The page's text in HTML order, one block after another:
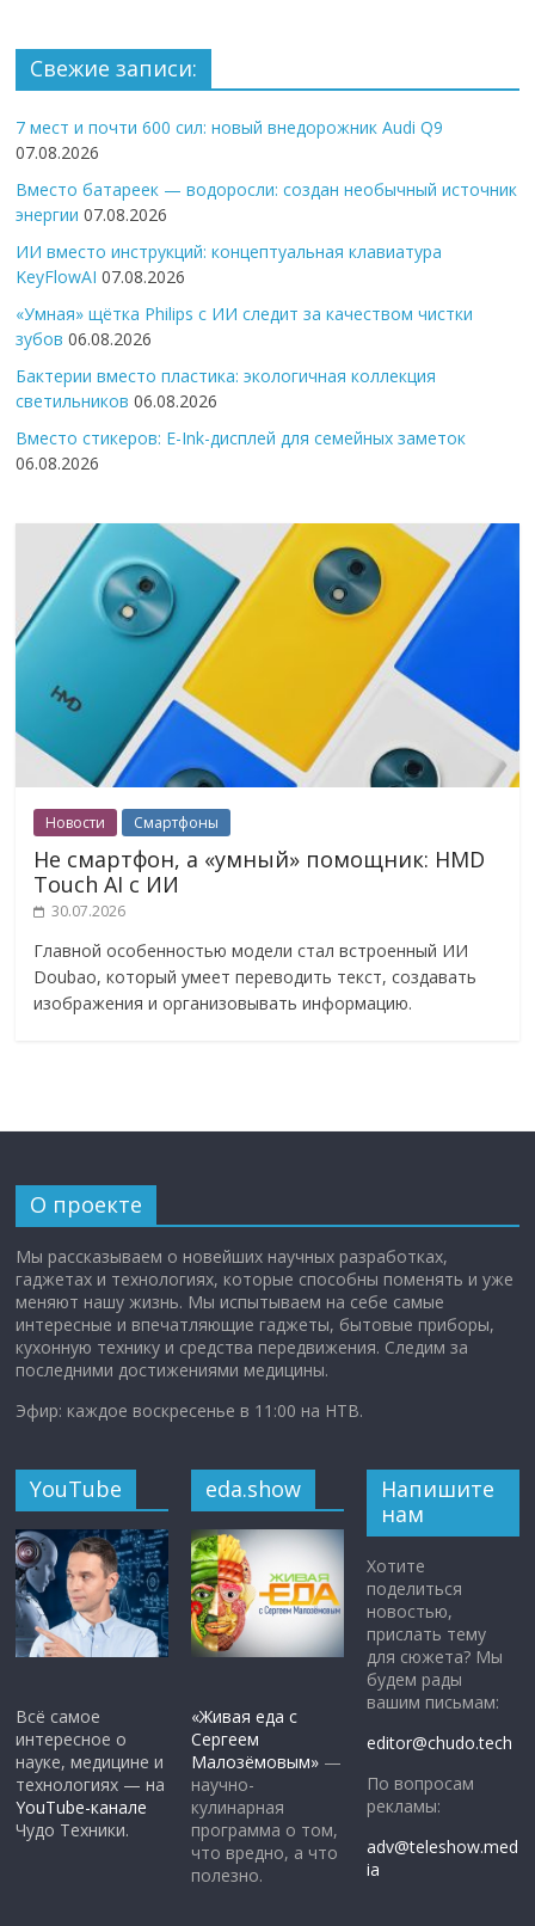
Свежие записи:
7 мест и почти 600 сил: новый внедорожник Audi Q9
07.08.2026
Вместо батареек — водоросли: создан необычный источник
энергии 07.08.2026
ИИ вместо инструкций: концептуальная клавиатура
KeyFlowAI 07.08.2026
«Умная» щётка Philips с ИИ следит за качеством чистки
зубов 06.08.2026
Бактерии вместо пластика: экологичная коллекция
светильников 06.08.2026
Вместо стикеров: E-Ink-дисплей для семейных заметок
06.08.2026
Новости Смартфоны
Не смартфон, а «умный» помощник: HMD
Touch AI с ИИ
30.07.2026
Главной особенностью модели стал встроенный ИИ
Doubao, который умеет переводить текст, создавать
изображения и организовывать информацию.
О проекте
Мы рассказываем о новейших научных разработках,
гаджетах и технологиях, которые способны поменять и уже
меняют нашу жизнь. Мы испытываем на себе самые
интересные и впечатляющие гаджеты, бытовые приборы,
кухонную технику и средства передвижения. Следим за
последними достижениями медицины.
Эфир: каждое воскресенье в 11:00 на НТВ.
YouTube
Всё самое
интересное о
науке, медицине и
технологиях — на
YouTube-канале
Чудо Техники.
eda.show
«Живая еда с
Сергеем
Малозёмовым» —
научно-
кулинарная
программа о том,
что вредно, а что
полезно.
Напишите
нам
Хотите
поделиться
новостью,
прислать тему
для сюжета? Мы
будем рады
вашим письмам:
editor@chudo.tech
По вопросам
рекламы:
adv@teleshow.med
ia